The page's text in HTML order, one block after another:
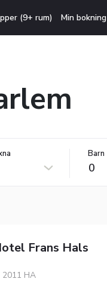
(9+ rum) Min bokning
Barn
0
Frans Hals
2011 HA